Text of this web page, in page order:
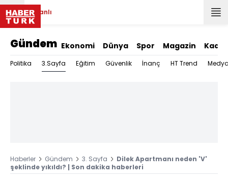
Canlı
Gündem Ekonomi Dünya Spor Magazin Kadın
Politika 3.Sayfa Eğitim Güvenlik İnanç HT Trend
Haberler Gündem 3. Sayfa
Dilek Apartmanı neden 'V'
şeklinde yıkıldı? | Son dakika haberleri